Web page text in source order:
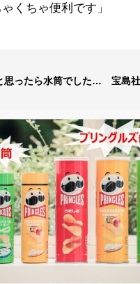
くちゃ便利です」
思ったら水筒でした… 宝島社